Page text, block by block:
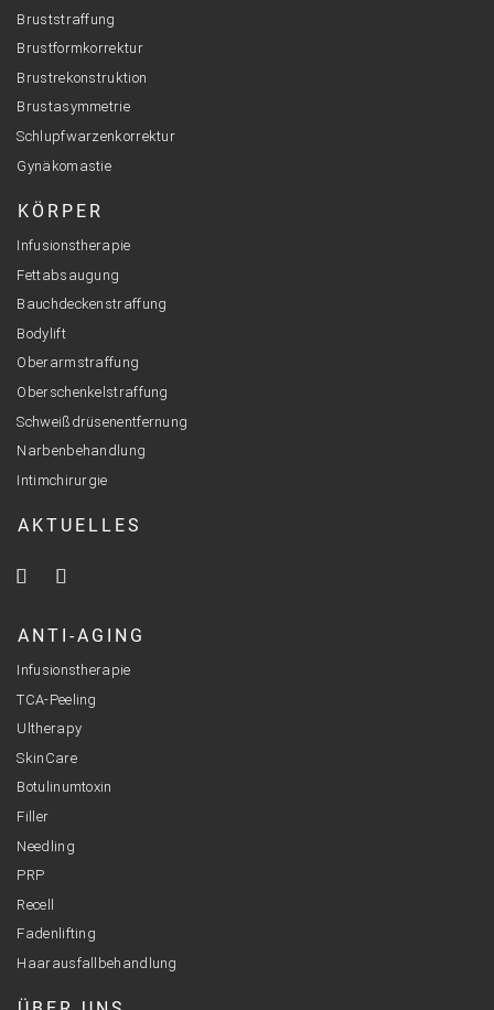
Bruststraffung
Brustformkorrektur
Brustrekonstruktion
Brustasymmetrie
Schlupfwarzenkorrektur
Gynäkomastie
KÖRPER
Infusionstherapie
Fettabsaugung
Bauchdeckenstraffung
Bodylift
Oberarmstraffung
Oberschenkelstraffung
Schweißdrüsenentfernung
Narbenbehandlung
Intimchirurgie
AKTUELLES
ANTI-AGING
Infusionstherapie
TCA-Peeling
Ultherapy
SkinCare
Botulinumtoxin
Filler
Needling
PRP
Recell
Fadenlifting
Haarausfallbehandlung